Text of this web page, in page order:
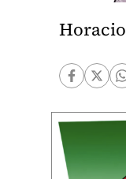
Horacio